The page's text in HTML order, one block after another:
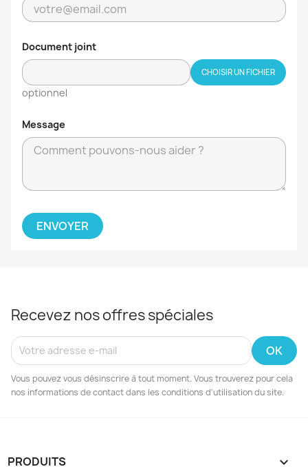
Document joint
CHOISIR UN FICHIER
optionnel
Message
Recevez nos offres spéciales
Vous pouvez vous désinscrire à tout moment. Vous trouverez pour cela
nos informations de contact dans les conditions d'utilisation du site.
PRODUITS 